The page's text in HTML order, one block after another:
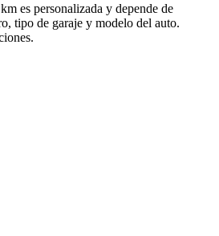
es personalizada y depende de
tipo de garaje y modelo del auto.